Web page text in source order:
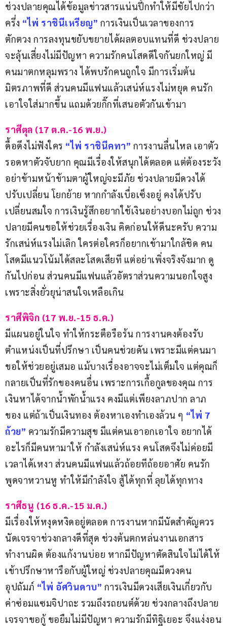
ช่วงปลายคุณได้ข้อมูลข่าวสารแน่นปึ้กทำให้มีชัยไปกว่า
ครึ่ง “ไพ่ ราชินีเหรียญ” การเงินเป็นเวลาของการ
ตักตวง การลงทุนขยับขยายได้ผลตอบแทนที่ดี ช่วงปลาย
จะลุ้นเสี่ยงไม่มีปัญหา ความรักคนโสดดีใจกันยกใหญ่ มี
คนมาตกหลุมพราง ได้พบรักคนถูกใจ มีการเริ่มต้น
มิตรภาพที่ดี ส่วนคนมีแฟนแล้วเสน่ห์แรงไม่หยุด คนรัก
เอาใจใส่มากขึ้น แถมด้วยกิ๊กที่เสนอตัวกันเข้ามา
ราศีตุล (17 ต.ค.-16 พ.ย.)
ดื้อดึงไม่ฟังใคร “ไพ่ ราชินีคทา” การงานลื่นไหล เอาตัว
รอดหาตัวจับยาก คุณมีเรื่องให้สนุกได้ตลอด แต่ต้องระวัง
อย่าข้ามหน้าข้ามตาผู้ใหญ่จะมีภัย ช่วงปลายมีดวงได้
ปรับเปลี่ยน โยกย้าย หากกำลังเบื่อเซ็งอยู่ คงได้ปรับ
เปลี่ยนสมใจ การเงินรู้สึกอยากใช้เงินอย่างบอกไม่ถูก ช่วง
ปลายมีคนขอให้ช่วยเรื่องเงิน คิดก่อนให้ดีนะครับ ความ
รักเสน่ห์แรงไม่เลิก ใครต่อใครก็อยากเข้ามาใกล้ชิด คน
โสดมีแนวโน้มได้สละโสดเสียที แต่อย่าเพิ่งจริงจังมาก ดู
กันไปก่อน ส่วนคนมีแฟนแล้วอัตราส่วนความนอกใจสูง
เพราะสิ่งยั่วยุน่าสนใจเหลือเกิน
ราศีพิจิก (17 พ.ย.-15 ธ.ค.)
มีแผนอยู่ในใจ ทำให้กระตือรือร้น การงานคงต้องรับ
ตำแหน่งเป็นที่ปรึกษา เป็นคนช่วยดัน เพราะมีแต่คนมา
ขอให้ช่วยอยู่เสมอ แม้บางเรื่องอาจจะไม่เต็มใจ แต่คุณก็
กลายเป็นที่รักของคนอื่น เพราะการเกื้อกูลของคุณ การ
เงินหาได้จากน้ำพักน้ำแรง คงมีแต่เพียงลาภปาก ลาภ
ของ แต่ถ้าเป็นเงินทอง ต้องหาเองทำเองล้วน ๆ “ไพ่ 7
ถ้วย” ความรักมีความสุข มีแต่คนเอาอกเอาใจ อยากได้
อะไรก็มีคนหามาให้ กำลังเสน่ห์แรง คนโสดจึงไม่ค่อยมี
เวลาได้เหงา ส่วนคนมีแฟนแล้วถ้อยทีถ้อยอาศัย คนรัก
พูดจาหวานหู ทำให้มีกำลังใจ สู้ได้ทุกที่ ลุยได้ทุกทาง
ราศีธนู (16 ธ.ค.-15 ม.ค.)
มีเรื่องให้หงุดหงิดอยู่ตลอด การงานหากมีนัดสำคัญควร
นัดเจรจาช่วงกลางดีที่สุด ช่วงต้นตกหล่นงานเอกสาร
ทำงานผิด ต้องแก้งานบ่อย หากมีปัญหาตัดสินใจไม่ได้ให้
เข้าปรึกษาหารือกับผู้ใหญ่ ช่วงปลายคุณมีดวงคน
อุปถัมภ์ “ไพ่ อัศวินดาบ” การเงินมีดวงเสียเงินเกี่ยวกับ
ค่าซ่อมแซมจิปาถะ รวมถึงรถยนต์ด้วย ช่วงกลางถึงปลาย
เจรจาขอกู้ ขอยืมไม่มีปัญหา ความรักมีทิฐิเยอะ จึงแง่งอน